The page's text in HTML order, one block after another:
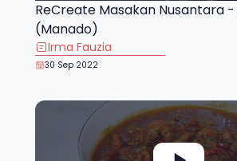
ReCreate Masakan Nusantara
(Manado)
Irma Fauzia
30 Sep 2022